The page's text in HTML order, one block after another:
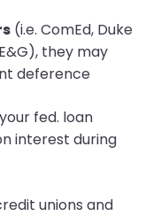
(i.e. ComEd, Duke
they may
deference
fed. loan
interest during
unions and